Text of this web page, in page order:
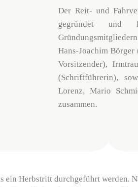
Der Reit- und
gegründet und
Hans-Joachim
Vorsitzender),
(Schriftführerin),
Lorenz, Mario
zusammen.
ein Herbstritt durchgeführt werden.